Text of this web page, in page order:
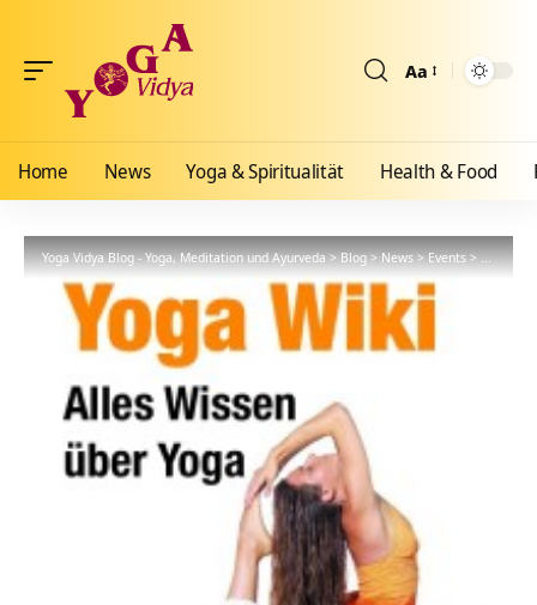
Aa
Home News Yoga & Spiritualität Health & Food
Yoga Vidya Blog - Yoga, Meditation und Ayurveda>Blog>News>Events>Yoga